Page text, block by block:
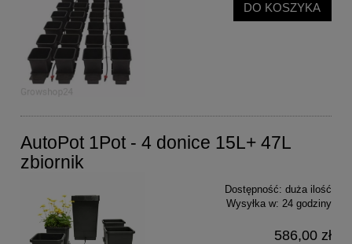
DO KOSZYKA
AutoPot 1Pot - 4 donice 15L+ 47L
zbiornik
Dostępność: duża ilość
Wysyłka w: 24 godziny
586,00 zł